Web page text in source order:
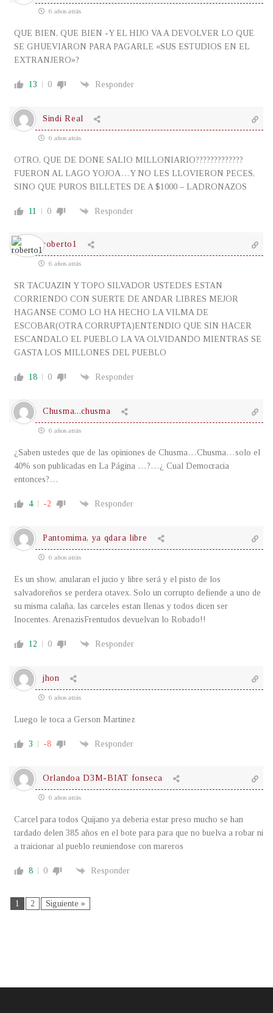
6 años atrás
QUE BIEN, QUE BIEN -Y EL HIJO VA A DEVOLVER LO QUE
SE GHUEVIARON PARA PAGARLE «SUS ESTUDIOS EN EL
EXTRANJERO»?
13 0 Responder
Sindi Real
6 años atrás
OTRO, QUE DE DONE SALIO MILLONIARIO?????????????
FUERON AL LAGO YOJOA…Y NO LES LLOVIERON PECES,
SINO QUE PUROS BILLETES DE A $1000 – LADRONAZOS
11 0 Responder
roberto1
6 años atrás
SR TACUAZIN Y TOPO SILVADOR USTEDES ESTAN
CORRIENDO CON SUERTE DE ANDAR LIBRES MEJOR
HAGANSE COMO LO HA HECHO LA VILMA DE
ESCOBAR(OTRA CORRUPTA)ENTENDIO QUE SIN HACER
ESCANDALO EL PUEBLO LA VA OLVIDANDO MIENTRAS SE
GASTA LOS MILLONES DEL PUEBLO
18 0 Responder
Chusma...chusma
6 años atrás
¿Saben ustedes que de las opiniones de Chusma…Chusma…solo el
40% son publicadas en La Página …?…¿ Cual Democracia
entonces?…
4 -2 Responder
Pantomima, ya qdara libre
6 años atrás
Es un show, anularan el jucio y libre será y el pisto de los
salvadoreños se perdera otavex. Solo un corrupto defiende a uno de
su misma calaña, las carceles estan llenas y todos dicen ser
Inocentes. ArenazisFrentudos devuelvan lo Robado!!
12 0 Responder
jhon
6 años atrás
Luego le toca a Gerson Martinez
3 -8 Responder
Orlandoa D3M-BIAT fonseca
6 años atrás
Carcel para todos Quijano ya deberia estar preso mucho se han
tardado delen 385 años en el bote para para que no buelva a robar ni
a traicionar al pueblo reuniendose con mareros
8 0 Responder
1 2 Siguiente »